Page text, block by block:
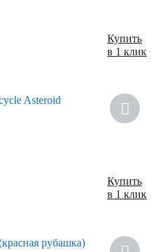
Купить
в 1 клик
Купить
в 1 клик